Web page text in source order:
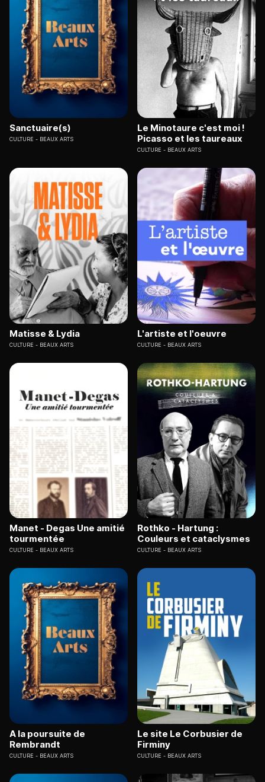
Sanctuaire(s)
CULTURE BEAUX ARTS
Le Minotaure c'est moi !
Picasso et les taureaux
CULTURE BEAUX ARTS
Matisse & Lydia
CULTURE BEAUX ARTS
L'artiste et l'oeuvre
CULTURE BEAUX ARTS
Manet - Degas Une amitié
tourmentée
CULTURE BEAUX ARTS
Rothko - Hartung :
Couleurs et cataclysmes
CULTURE BEAUX ARTS
A la poursuite de
Rembrandt
CULTURE BEAUX ARTS
Le site Le Corbusier de
Firminy
CULTURE BEAUX ARTS